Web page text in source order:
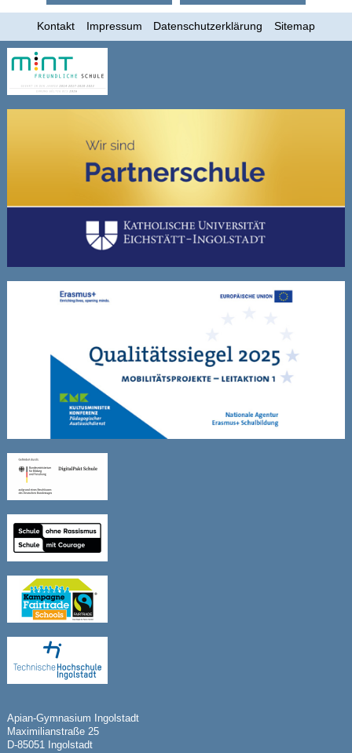
Kontakt Impressum Datenschutzerklärung Sitemap
Apian-Gymnasium Ingolstadt
Maximilianstraße 25
D-85051 Ingolstadt